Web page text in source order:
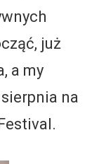
już
a my
na